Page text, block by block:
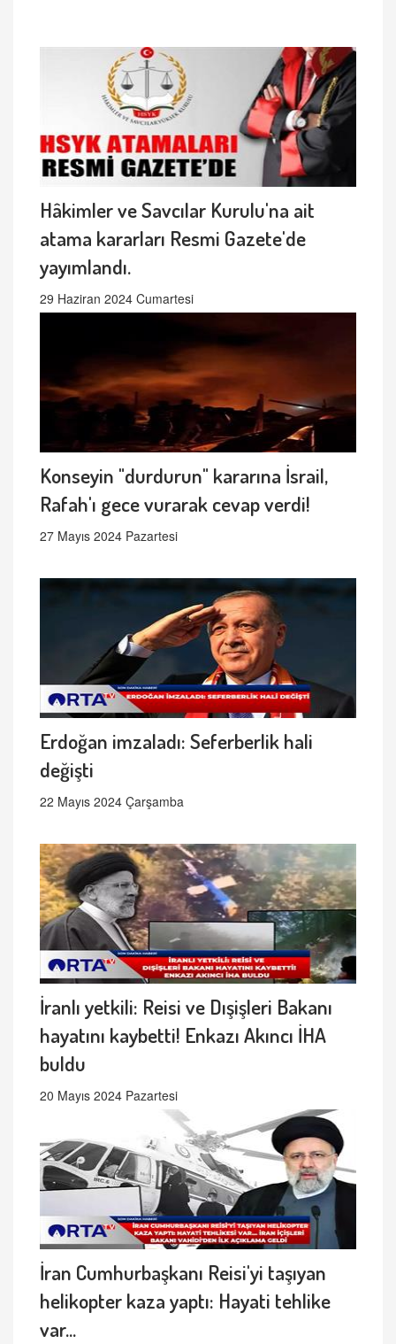
Hâkimler ve Savcılar Kurulu'na ait
atama kararları Resmi Gazete'de
yayımlandı.
29 Haziran 2024 Cumartesi
Konseyin "durdurun" kararına İsrail,
Rafah'ı gece vurarak cevap verdi!
27 Mayıs 2024 Pazartesi
Erdoğan imzaladı: Seferberlik hali
değişti
22 Mayıs 2024 Çarşamba
İranlı yetkili: Reisi ve Dışişleri Bakanı
hayatını kaybetti! Enkazı Akıncı İHA
buldu
20 Mayıs 2024 Pazartesi
İran Cumhurbaşkanı Reisi'yi taşıyan
helikopter kaza yaptı: Hayati tehlike
var...